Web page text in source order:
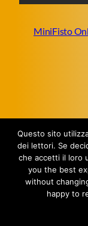
MiniFisto
Questo sito
dei lettori. Se
che accetti il loro
you the best
without
happy to